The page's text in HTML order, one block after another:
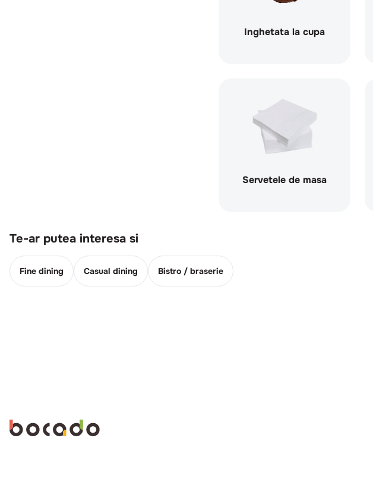
Inghetata la cupa
Servetele de masa
Te-ar putea interesa si
Fine dining Casual dining Bistro / braserie